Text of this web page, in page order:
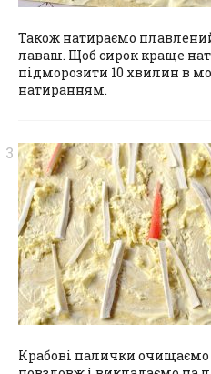
Також натираємо
лаваш. Щоб сирок краще
підморозити 10 хвилин в
натиранням.
Крабові палички очищаємо